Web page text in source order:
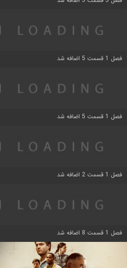
فصل 1 قسمت 5 اضافه شد
فصل 1 قسمت 5 اضافه شد
فصل 1 قسمت 2 اضافه شد
فصل 1 قسمت 8 اضافه شد